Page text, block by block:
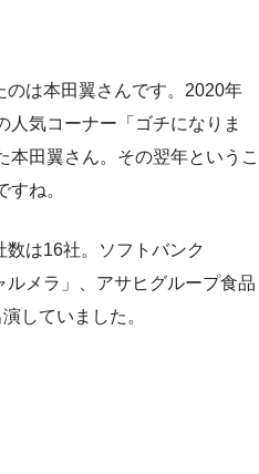
は本田翼さんです。2020年
人気コーナー「ゴチになりま
本田翼さん。その翌年というこ
ね。
は16社。ソフトバンク
ルメラ」、アサヒグループ食品
していました。